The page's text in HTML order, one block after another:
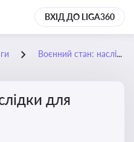
ВХІД ДО LIGA360
Воєнний стан: наслідки для бізнесу
для